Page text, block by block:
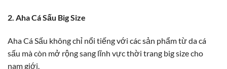
2. Aha Cá Sấu Big Size
Aha Cá Sấu không chỉ nổi tiếng với các sản phẩm từ da cá
sấu mà còn mở rộng sang lĩnh vực thời trang big size cho
nam giới.